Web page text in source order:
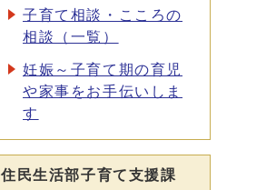
子育て相談・こころの
相談（一覧）
妊娠～子育て期の育児
や家事をお手伝いしま
す
住民生活部子育て支援課